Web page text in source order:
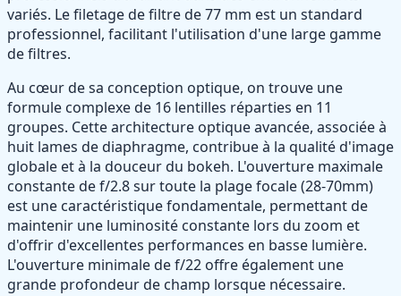
variés. Le filetage de filtre de 77 mm est un standard
professionnel, facilitant l'utilisation d'une large gamme
de filtres.
Au cœur de sa conception optique, on trouve une
formule complexe de 16 lentilles réparties en 11
groupes. Cette architecture optique avancée, associée à
huit lames de diaphragme, contribue à la qualité d'image
globale et à la douceur du bokeh. L'ouverture maximale
constante de f/2.8 sur toute la plage focale (28-70mm)
est une caractéristique fondamentale, permettant de
maintenir une luminosité constante lors du zoom et
d'offrir d'excellentes performances en basse lumière.
L'ouverture minimale de f/22 offre également une
grande profondeur de champ lorsque nécessaire.